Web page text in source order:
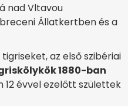
nad Vltavou
Állatkertben és a
az első szibériai
1880-ban
12 évvel ezelőtt születtek